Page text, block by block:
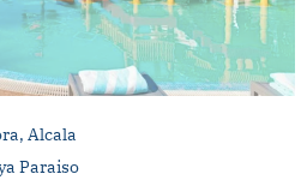
Alcala
Paraiso